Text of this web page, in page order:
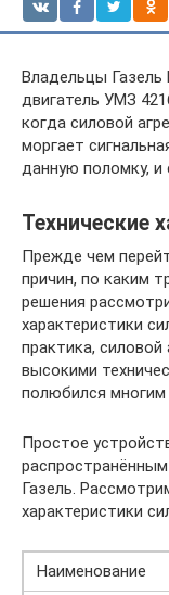
Владельцы Газель
двигатель УМЗ
когда силовой
моргает
данную поломку, и
Технические
Прежде чем
причин, по каким
решения
характеристики
практика,
высокими
полюбился
Простое
Газель.
характеристики
Наименование